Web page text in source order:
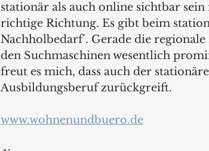
stationär als auch online sichtbar
richtige Richtung. Es gibt beim
Nachholbedarf´. Gerade die
den Suchmaschinen wesentlich
freut es mich, dass auch der
Ausbildungsberuf zurückgreift.
www.wohnenundbuero.de